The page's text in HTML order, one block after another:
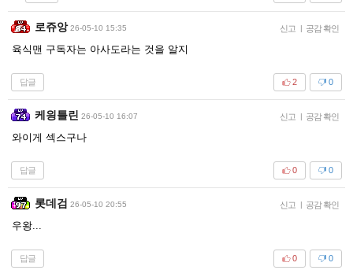
로쥬앙 26-05-10 15:35 신고 | 공감 확인
육식맨 구독자는 아사도라는 것을 알지
답글 0
2
케읭틀린 26-05-10 16:07 신고 | 공감 확인
와이게 섹스구나
답글 0
0
롯데검 26-05-10 20:55 신고 | 공감 확인
우왕...
답글 0
0